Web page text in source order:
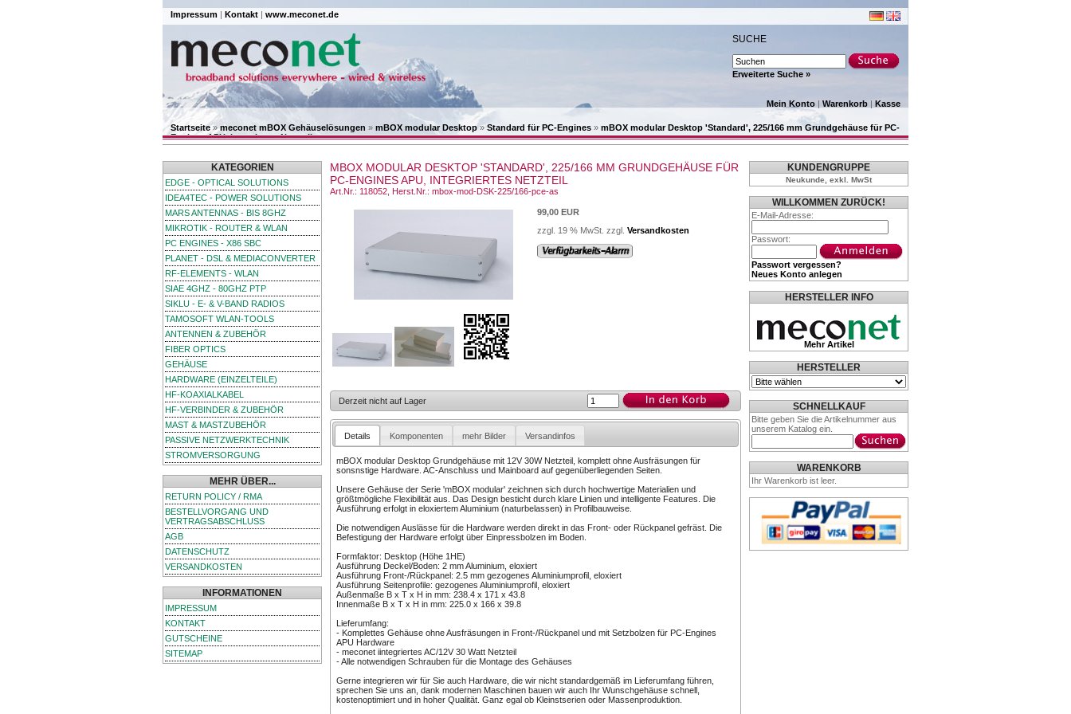
Impressum | Kontakt | www.meconet.de
SUCHE
Erweiterte Suche »
Mein Konto | Warenkorb | Kasse
Startseite»meconet mBOX Gehäuselösungen » mBOX modular Desktop» Standard für PC-Engines » mBOX modular Desktop 'Standard', 225/166 mm Grundgehäuse für PC-
Engines APU, integriertes Netzteil
KATEGORIEN
EDGE - OPTICAL SOLUTIONS
IDEA4TEC - POWER SOLUTIONS
MARS ANTENNAS - BIS 8GHZ
MIKROTIK - ROUTER & WLAN
PC ENGINES - X86 SBC
PLANET - DSL & MEDIACONVERTER
RF-ELEMENTS - WLAN
SIAE 4GHZ - 80GHZ PTP
SIKLU - E- & V-BAND RADIOS
TAMOSOFT WLAN-TOOLS
ANTENNEN & ZUBEHÖR
FIBER OPTICS
GEHÄUSE
HARDWARE (EINZELTEILE)
HF-KOAXIALKABEL
HF-VERBINDER & ZUBEHÖR
MAST & MASTZUBEHÖR
PASSIVE NETZWERKTECHNIK
STROMVERSORGUNG
MEHR ÜBER...
RETURN POLICY / RMA
BESTELLVORGANG UND
VERTRAGSABSCHLUSS
AGB
DATENSCHUTZ
VERSANDKOSTEN
INFORMATIONEN
IMPRESSUM
KONTAKT
GUTSCHEINE
SITEMAP
MBOX MODULAR DESKTOP 'STANDARD', 225/166 MM GRUNDGEHÄUSE FÜR
PC-ENGINES APU, INTEGRIERTES NETZTEIL
Art.Nr.: 118052, Herst.Nr.: mbox-mod-DSK-225/166-pce-as
99,00 EUR
zzgl. 19 % MwSt. zzgl. Versandkosten
Derzeit nicht auf Lager
Details Komponenten mehr Bilder Versandinfos
mBOX modular Desktop Grundgehäuse mit 12V 30W Netzteil, komplett ohne Ausfräsungen für
sonsnstige Hardware. AC-Anschluss und Mainboard auf gegenüberliegenden Seiten.
Unsere Gehäuse der Serie 'mBOX modular' zeichnen sich durch hochwertige Materialien und
größtmögliche Flexibilität aus. Das Design besticht durch klare Linien und intelligente Features. Die
Ausführung erfolgt in eloxiertem Aluminium (naturbelassen) in Profilbauweise.
Die notwendigen Auslässe für die Hardware werden direkt in das Front- oder Rückpanel gefräst. Die
Befestigung der Hardware erfolgt über Einpressbolzen im Boden.
Formfaktor: Desktop (Höhe 1HE)
Ausführung Deckel/Boden: 2 mm Aluminium, eloxiert
Ausführung Front-/Rückpanel: 2.5 mm gezogenes Aluminiumprofil, eloxiert
Ausführung Seitenprofile: gezogenes Aluminiumprofil, eloxiert
Außenmaße B x T x H in mm: 238.4 x 171 x 43.8
Innenmaße B x T x H in mm: 225.0 x 166 x 39.8
Lieferumfang:
- Komplettes Gehäuse ohne Ausfräsungen in Front-/Rückpanel und mit Setzbolzen für PC-Engines
APU Hardware
- meconet iintegriertes AC/12V 30 Watt Netzteil
- Alle notwendigen Schrauben für die Montage des Gehäuses
Gerne integrieren wir für Sie auch Hardware, die wir nicht standardgemäß im Lieferumfang führen,
sprechen Sie uns an, dank modernen Maschinen bauen wir auch Ihr Wunschgehäuse schnell,
kostenoptimiert und in hoher Qualität. Ganz egal ob Kleinstserien oder Massenproduktion.
KUNDENGRUPPE
Neukunde, exkl. MwSt
WILLKOMMEN ZURÜCK!
E-Mail-Adresse:
Passwort:
Passwort vergessen?
Neues Konto anlegen
HERSTELLER INFO
Mehr Artikel
HERSTELLER
SCHNELLKAUF
Bitte geben Sie die Artikelnummer aus
unserem Katalog ein.
WARENKORB
Ihr Warenkorb ist leer.